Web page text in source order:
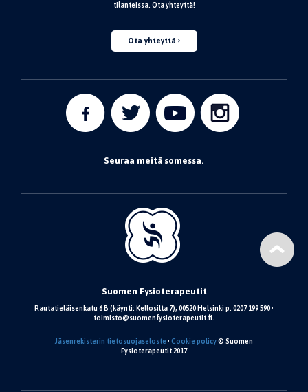
tilanteissa. Ota yhteyttä!
Ota yhteyttä
Seuraa meitä somessa.
Suomen Fysioterapeutit
Rautatieläisenkatu 6 B (käynti: Kellosilta 7), 00520 Helsinki p. 0207 199 590 •
toimisto@suomenfysioterapeutit.fi.
Jäsenrekisterin tietosuojaseloste • Cookie policy© Suomen
Fysioterapeutit 2017